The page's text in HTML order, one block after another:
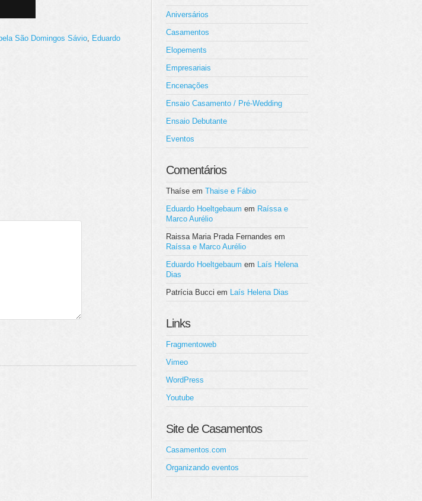
São Domingos Sávio Eduardo
Aniversários
Casamentos
Elopements
Empresariais
Encenações
Ensaio Casamento / Pré-Wedding
Ensaio Debutante
Eventos
Comentários
Thaíse em Thaise e Fábio
Eduardo Hoeltgebaum em Raíssa e
Marco Aurélio
Raissa Maria Prada Fernandes em
Raíssa e Marco Aurélio
Eduardo Hoeltgebaum em Laís Helena
Dias
Patrícia Bucci em Laís Helena Dias
Links
Fragmentoweb
Vimeo
WordPress
Youtube
Site de Casamentos
Casamentos.com
Organizando eventos